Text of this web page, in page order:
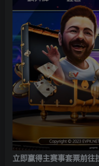
立即赢得主赛事套票前往